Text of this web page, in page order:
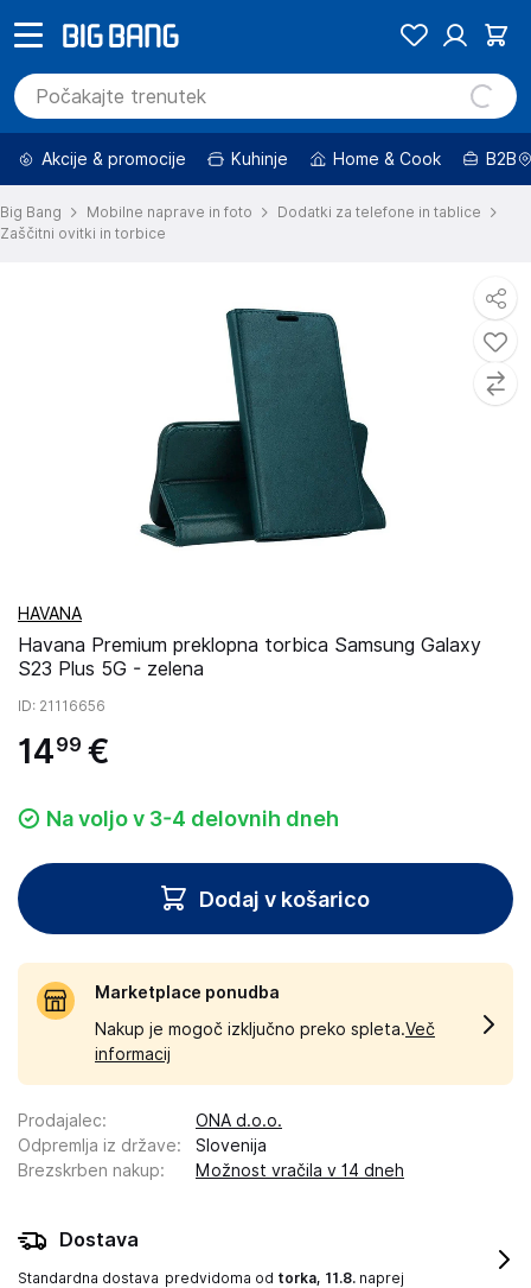
Akcije & promocije Kuhinje Home & Cook B2B
Big Bang Mobilne naprave in foto
Dodatki za telefone in tablice
Zaščitni ovitki in torbice
HAVANA
Havana Premium preklopna torbica Samsung Galaxy
S23 Plus 5G - zelena
ID: 21116656
1499 €
Na voljo v 3-4 delovnih dneh
Dodaj v košarico
Marketplace ponudba
Nakup je mogoč izključno preko spleta.Več
informacij
Prodajalec:
ONA d.o.o.
Odpremlja iz države:
Slovenija
Brezskrben nakup: Možnost vračila v 14 dneh
Dostava
Standardna dostava predvidoma od torka, 11.8. naprej